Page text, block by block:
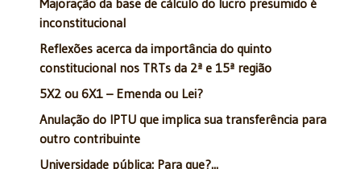
Majoração da base de cálculo do lucro presumido é
inconstitucional
Reflexões acerca da importância do quinto
constitucional nos TRTs da 2ª e 15ª região
5X2 ou 6X1 – Emenda ou Lei?
Anulação do IPTU que implica sua transferência para
outro contribuinte
Universidade pública: Para que?...